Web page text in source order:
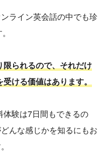
ライン英会話の中でも珍
られるので、それだけ
ける価値はあります。
験は7日間もできるの
んな感じかを知るにもお